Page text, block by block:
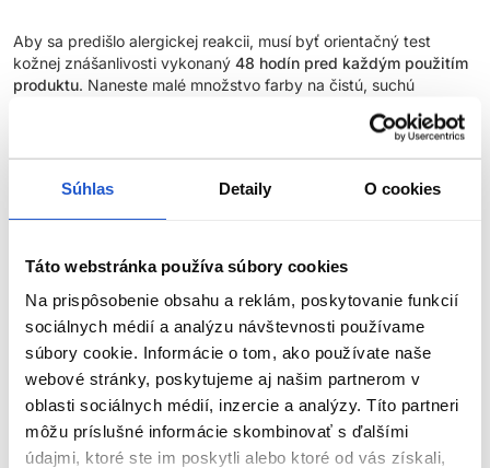
Súhlas Detaily O cookies
Táto webstránka používa súbory cookies
Na prispôsobenie obsahu a reklám, poskytovanie funkcií
sociálnych médií a analýzu návštevnosti používame
súbory cookie. Informácie o tom, ako používate naše
webové stránky, poskytujeme aj našim partnerom v
oblasti sociálnych médií, inzercie a analýzy. Títo partneri
môžu príslušné informácie skombinovať s ďalšími
údajmi, ktoré ste im poskytli alebo ktoré od vás získali,
Aby sa predišlo alergickej reakcii, musí byť orientačný test
kožnej znášanlivosti vykonaný 48 hodín pred každým použitím
produktu. Naneste malé množstvo farby na čistú, suchú
pôsobiť. Ak sa počas testu alebo do 48 hodín objaví
NEFARBIŤ VLASY, AK:
máte vyrážky, citlivú, podráždenú alebo poškodenú
pokožku hlavy,
ste v minulosti zaznamenali alergickú reakciu na farbenie
vlasov,
ste už mali alergickú reakciu na dočasné tetovanie čiernou
henou.
BEZPEČNOSTNÉ OPATRENIA:ZOBRAZIŤ VIAC